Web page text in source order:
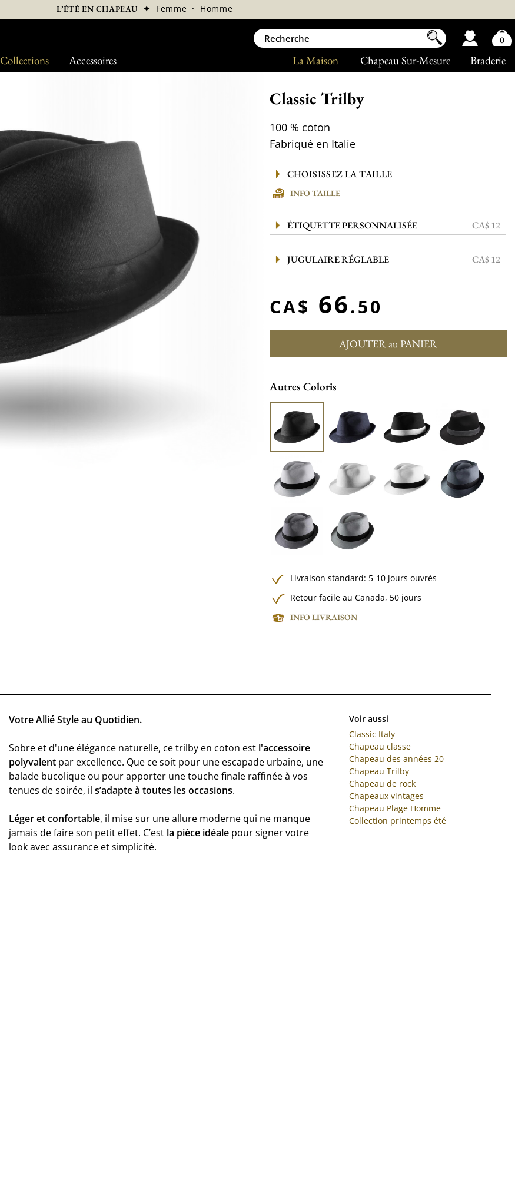
Collections Accessoires Braderie
Chapeau Sur-Mesure
La Maison
L’ÉTÉ EN CHAPEAU ✦ Femme · Homme
Classic Trilby
100 % coton
Fabriqué en Italie
INFO TAILLE
ÉTIQUETTE PERSONNALISÉE CA$ 12
JUGULAIRE RÉGLABLE CA$ 12
CA$ 66.50
AJOUTER au PANIER
Autres Coloris
Livraison standard: 5-10 jours ouvrés
Retour facile au Canada, 50 jours
INFO LIVRAISON
Votre Allié Style au Quotidien.
Sobre et d'une élégance naturelle, ce trilby en coton est l'accessoire
polyvalentpar excellence. Que ce soit pour une escapade urbaine, une
balade bucolique ou pour apporter une touche finale raffinée à vos
tenues de soirée, il s’adapte à toutes les occasions.
Léger et confortable, il mise sur une allure moderne qui ne manque
jamais de faire son petit effet. C’est la pièce idéalepour signer votre
look avec assurance et simplicité.
Voir aussi
Classic Italy
Chapeau classe
Chapeau des années 20
Chapeau Trilby
Chapeau de rock
Chapeaux vintages
Chapeau Plage Homme
Collection printemps été
0